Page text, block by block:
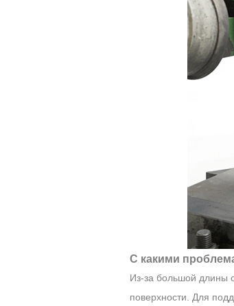
С какими
Из-за большой длины
поверхности. Для